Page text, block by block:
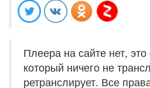
Плеера на сайте нет,
который ничего не
ретранслирует. Все